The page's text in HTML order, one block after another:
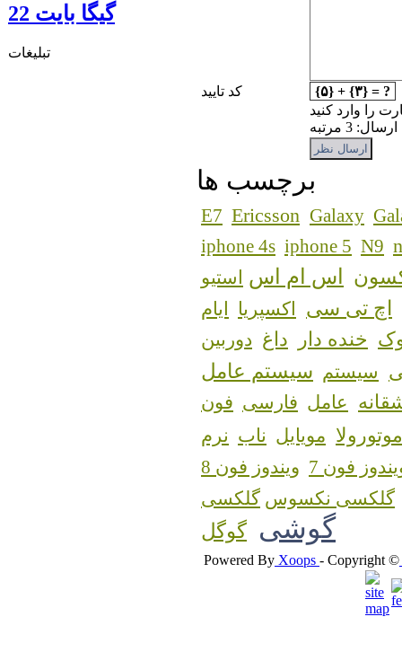
گيگا بايت 22
تبلیغات
کد تایید
{۵} + {۳} = ?
را وارد کنید
3 مرتبه
برچسب ها
E7 Ericsson Galaxy
iphone 4s iphone 5 N9
اس ام اس استیو
اچ تی سی اکسپریا ایام
خنده دار داغ دوربین
سیستم سیستم عامل
عامل فارسی فون
موتورولا مویایل ناب نرم
فون 7
ویندوز فون 8
گلکسی نکسوس
گوشی گوگل
Powered By Xoops - Copyright ©